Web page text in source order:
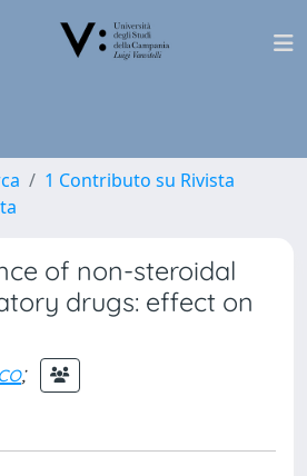
1 Contributo su Rivista
of non-steroidal
drugs: effect on
;